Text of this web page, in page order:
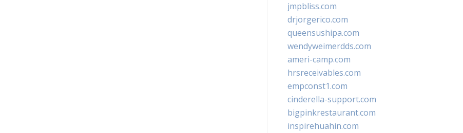
jmpbliss.com
drjorgerico.com
queensushipa.com
wendyweimerdds.com
ameri-camp.com
hrsreceivables.com
empconst1.com
cinderella-support.com
bigpinkrestaurant.com
inspirehuahin.com